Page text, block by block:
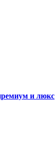
и люкс